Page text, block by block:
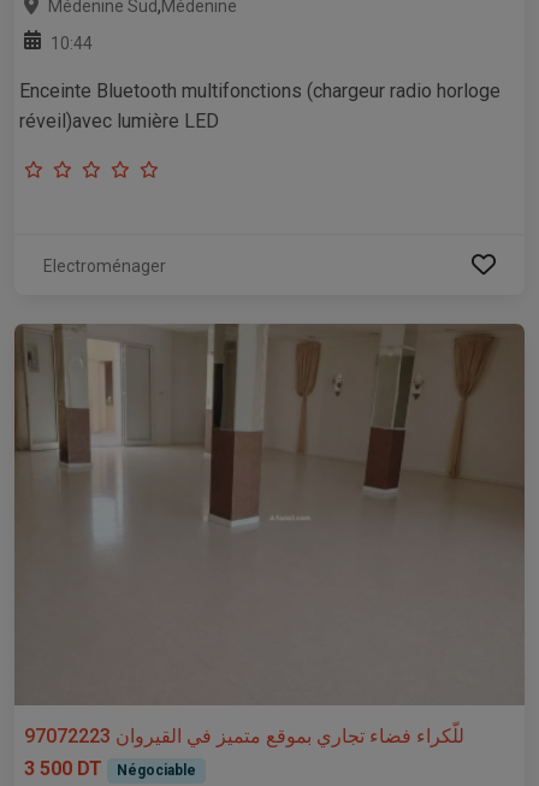
Médenine Sud,Médenine
10:44
Enceinte Bluetooth multifonctions (chargeur radio horloge
réveil)avec lumière LED
Electroménager
للّكراء فضاء تجاري بموقع متميز في القيروان 97072223
3 500 DT
Négociable